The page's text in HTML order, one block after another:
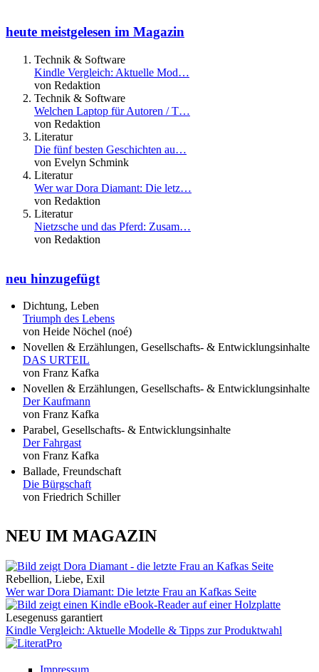
heute meistgelesen im Magazin
Technik & Software
Kindle Vergleich: Aktuelle Mod…
von Redaktion
Technik & Software
Welchen Laptop für Autoren / T…
von Redaktion
Literatur
Die fünf besten Geschichten au…
von Evelyn Schmink
Literatur
Wer war Dora Diamant: Die letz…
von Redaktion
Literatur
Nietzsche und das Pferd: Zusam…
von Redaktion
neu hinzugefügt
Dichtung, Leben
Triumph des Lebens
von Heide Nöchel (noé)
Novellen & Erzählungen, Gesellschafts- & Entwicklungsinhalte
DAS URTEIL
von Franz Kafka
Novellen & Erzählungen, Gesellschafts- & Entwicklungsinhalte
Der Kaufmann
von Franz Kafka
Parabel, Gesellschafts- & Entwicklungsinhalte
Der Fahrgast
von Franz Kafka
Ballade, Freundschaft
Die Bürgschaft
von Friedrich Schiller
NEU IM MAGAZIN
Rebellion, Liebe, Exil
Wer war Dora Diamant: Die letzte Frau an Kafkas Seite
Lesegenuss garantiert
Kindle Vergleich: Aktuelle Modelle & Tipps zur Produktwahl